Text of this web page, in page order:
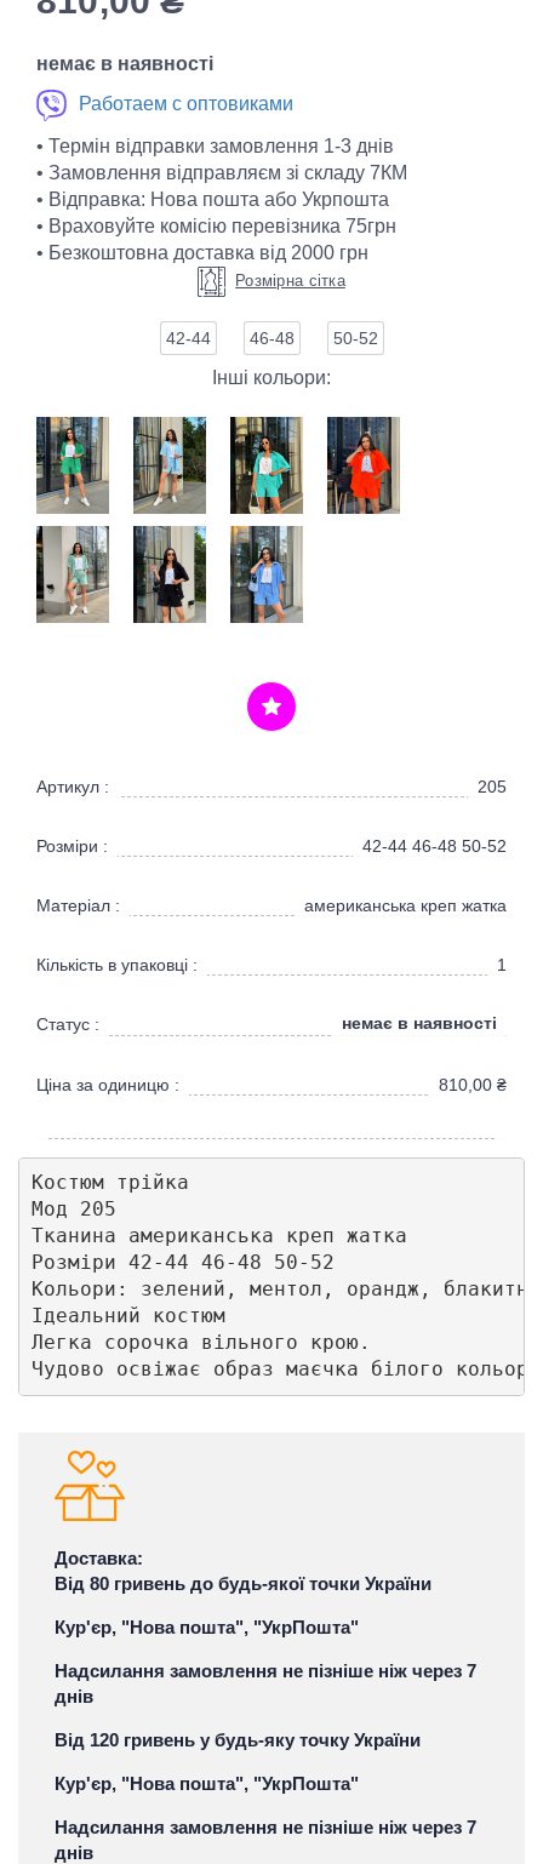
немає в наявності
Работаем с оптовиками
• Термін відправки замовлення 1-3 днів
• Замовлення відправляєм зі складу 7КМ
• Відправка: Нова пошта або Укрпошта
• Враховуйте комісію перевізника 75грн
• Безкоштовна доставка від 2000 грн
Розмірна сітка
42-44 46-48 50-52
Інші кольори:
Артикул : 205
Розміри : 42-44 46-48 50-52
Матеріал : американська креп жатка
Кількість в упаковці : 1
Статус : немає в наявності
Ціна за одиницю : 810,00 ₴
Костюм трійка
Мод 205
Тканина американська креп жатка
Розміри 42-44 46-48 50-52
Кольори: зелений, ментол, орандж,
Ідеальний костюм
Легка сорочка вільного крою.
Чудово освіжає образ маєчка білого кольору
Доставка:
Від 80 гривень до будь-якої точки України
Кур'єр, "Нова пошта", "УкрПошта"
Надсилання замовлення не пізніше ніж через 7
днів
Від 120 гривень у будь-яку точку України
Кур'єр, "Нова пошта", "УкрПошта"
Надсилання замовлення не пізніше ніж через 7
днів